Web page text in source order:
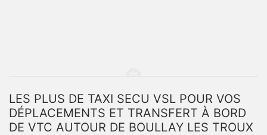
LES PLUS DE TAXI SECU VSL POUR VOS
DÉPLACEMENTS ET TRANSFERT À BORD
DE VTC AUTOUR DE BOULLAY LES TROUX